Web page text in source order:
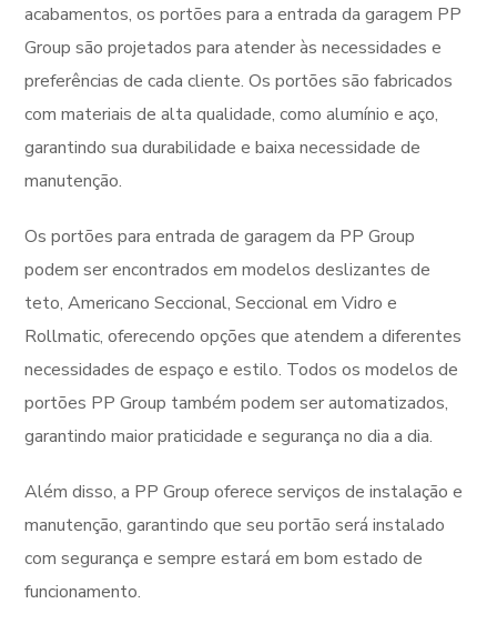
acabamentos, os portões para a entrada da garagem PP
Group são projetados para atender às necessidades e
preferências de cada cliente. Os portões são fabricados
com materiais de alta qualidade, como alumínio e aço,
garantindo sua durabilidade e baixa necessidade de
manutenção.
Os portões para entrada de garagem da PP Group
podem ser encontrados em modelos deslizantes de
teto, Americano Seccional, Seccional em Vidro e
Rollmatic, oferecendo opções que atendem a diferentes
necessidades de espaço e estilo. Todos os modelos de
portões PP Group também podem ser automatizados,
garantindo maior praticidade e segurança no dia a dia.
Além disso, a PP Group oferece serviços de instalação e
manutenção, garantindo que seu portão será instalado
com segurança e sempre estará em bom estado de
funcionamento.